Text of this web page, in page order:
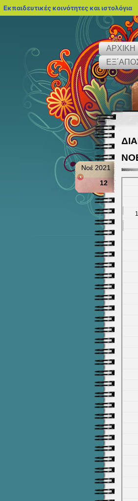
ΑΡΧΙΚΗ
Νοέ 2021
12
Εκπαιδευτικές κοινότητες και ιστολόγια